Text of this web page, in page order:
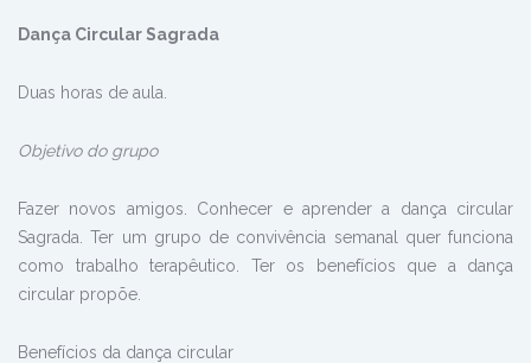
Dança Circular Sagrada
Duas horas de aula.
Objetivo do grupo
Fazer novos amigos. Conhecer e aprender a dança circular
Sagrada. Ter um grupo de convivência semanal quer funciona
como trabalho terapêutico. Ter os benefícios que a dança
circular propõe.
Benefícios da dança circular